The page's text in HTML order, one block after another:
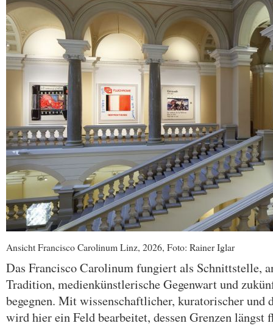
Ansicht Francisco Carolinum Linz, 2026, Foto: Rainer Iglar
Das Francisco Carolinum fungiert als Schnittstelle,
Tradition, medienkünstlerische Gegenwart und
begegnen. Mit wissenschaftlicher, kuratorischer und
wird hier ein Feld bearbeitet, dessen Grenzen längst